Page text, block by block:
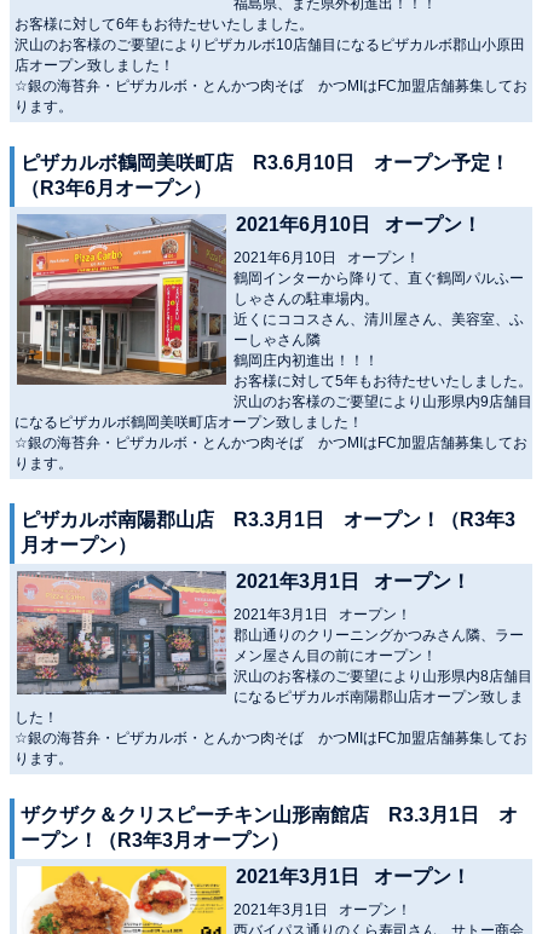
お客様に対して6年もお待たせいたしました。
沢山のお客様のご要望によりピザカルボ10店舗目になるピザカルボ郡山小原田
店オープン致しました！
☆銀の海苔弁・ピザカルボ・とんかつ肉そば かつMIはFC加盟店舗募集してお
ります。
ピザカルボ鶴岡美咲町店 R3.6月10日 オープン予定！
（R3年6月オープン）
2021年6月10日 オープン！
2021年6月10日 オープン！
鶴岡インターから降りて、直ぐ鶴岡パルふー
しゃさんの駐車場内。
近くにココスさん、清川屋さん、美容室、ふ
ーしゃさん隣
鶴岡庄内初進出！！！
お客様に対して5年もお待たせいたしました。
沢山のお客様のご要望により山形県内9店舗目
になるピザカルボ鶴岡美咲町店オープン致しました！
☆銀の海苔弁・ピザカルボ・とんかつ肉そば かつMIはFC加盟店舗募集してお
ります。
ピザカルボ南陽郡山店 R3.3月1日 オープン！（R3年3
月オープン）
2021年3月1日 オープン！
2021年3月1日 オープン！
郡山通りのクリーニングかつみさん隣、ラー
メン屋さん目の前にオープン！
沢山のお客様のご要望により山形県内8店舗目
になるピザカルボ南陽郡山店オープン致しま
した！
☆銀の海苔弁・ピザカルボ・とんかつ肉そば かつMIはFC加盟店舗募集してお
ります。
ザクザク＆クリスピーチキン山形南館店 R3.3月1日 オ
ープン！（R3年3月オープン）
2021年3月1日 オープン！
2021年3月1日 オープン！
西バイパス通りのくら寿司さん、サトー商会